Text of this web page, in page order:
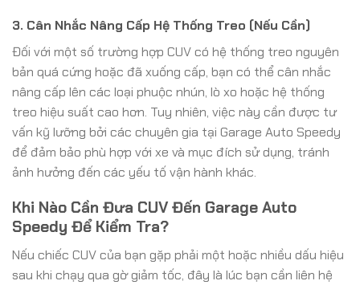
3. Cân Nhắc Nâng Cấp Hệ Thống Treo (Nếu Cần)
Đối với một số trường hợp CUV có hệ thống treo nguyên
bản quá cứng hoặc đã xuống cấp, bạn có thể cân nhắc
nâng cấp lên các loại phuộc nhún, lò xo hoặc hệ thống
treo hiệu suất cao hơn. Tuy nhiên, việc này cần được tư
vấn kỹ lưỡng bởi các chuyên gia tại Garage Auto Speedy
để đảm bảo phù hợp với xe và mục đích sử dụng, tránh
ảnh hưởng đến các yếu tố vận hành khác.
Khi Nào Cần Đưa CUV Đến Garage Auto
Speedy Để Kiểm Tra?
Nếu chiếc CUV của bạn gặp phải một hoặc nhiều dấu hiệu
sau khi chạy qua gờ giảm tốc, đây là lúc bạn cần liên hệ